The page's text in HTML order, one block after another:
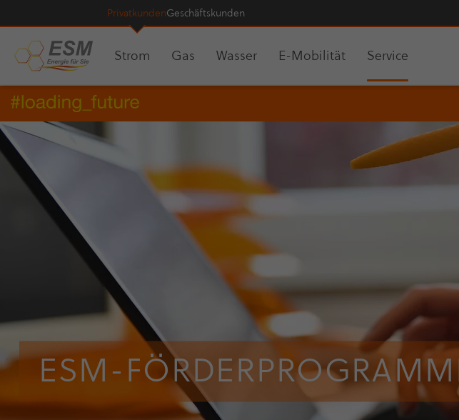
Pri­vat­kun­denGeschäfts­kun­den
Strom Gas Wasser E-Mobilität Service
ESM-